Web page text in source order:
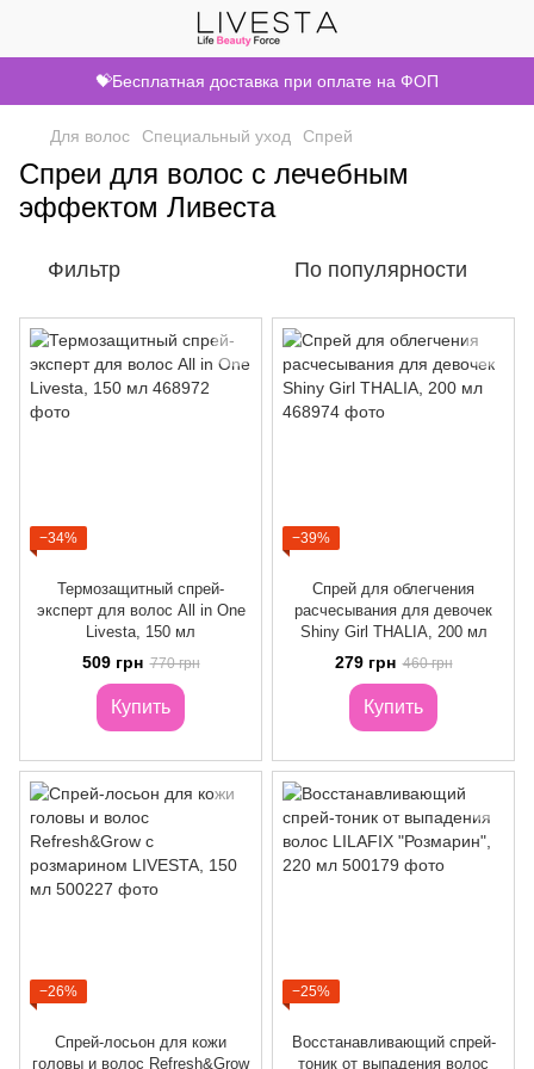
💝Бесплатная доставка при оплате на ФОП
Для волос Специальный уход Спрей
Спреи для волос с лечебным
эффектом Ливеста
Фильтр По популярности
−34%
Термозащитный спрей-
эксперт для волос All in One
Livesta, 150 мл
509 грн 770 грн
Купить
−39%
Спрей для облегчения
расчесывания для девочек
Shiny Girl THALIA, 200 мл
279 грн 460 грн
Купить
−26%
Спрей-лосьон для кожи
головы и волос Refresh&Grow
−25%
Восстанавливающий спрей-
тоник от выпадения волос